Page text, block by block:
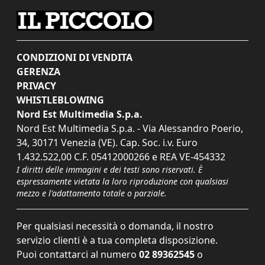
CONDIZIONI DI VENDITA
GERENZA
PRIVACY
WHISTLEBLOWING
Nord Est Multimedia S.p.a.
Nord Est Multimedia S.p.a. - Via Alessandro Poerio,
34, 30171 Venezia (VE). Cap. Soc. i.v. Euro
1.432.522,00 C.F. 05412000266 e REA VE-454332
I diritti delle immagini e dei testi sono riservati. È
espressamente vietata la loro riproduzione con qualsiasi
mezzo e l'adattamento totale o parziale.
Per qualsiasi necessità o domanda, il nostro
servizio clienti è a tua completa disposizione.
Puoi contattarci al numero 02 89362545 o